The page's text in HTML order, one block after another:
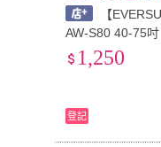
【
AW-S80 40-75
視架(大型電視架)
1,250
登記